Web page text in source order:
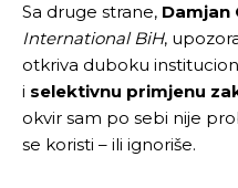
Sa druge strane, Damjan
International BiH,
otkriva duboku
i selektivnu primjenu
okvir sam po sebi nije
se koristi – ili ignoriše.